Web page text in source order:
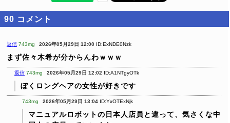
90 コメント
返信 743mg 2026年05月29日 12:00 ID:ExNDE0Nzk
まず佐々木希が分からんわｗｗｗ
返信 743mg 2026年05月29日 12:02 ID:A1NTgyOTk
ぼくロングヘアの女性が好きです
743mg 2026年05月29日 13:04 ID:YxOTExNjk
マニュアルロボットの日本人店員と違って、気さくな中